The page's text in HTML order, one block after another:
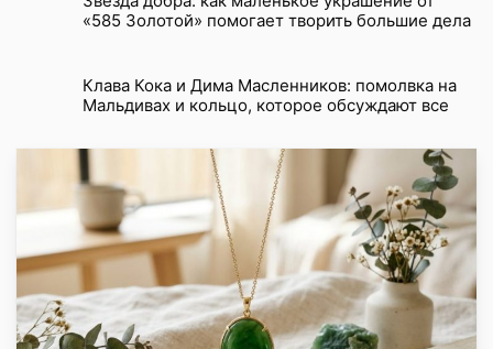
«585 Золотой» помогает творить большие дела
Клава Кока и Дима Масленников: помолвка на
Мальдивах и кольцо, которое обсуждают все